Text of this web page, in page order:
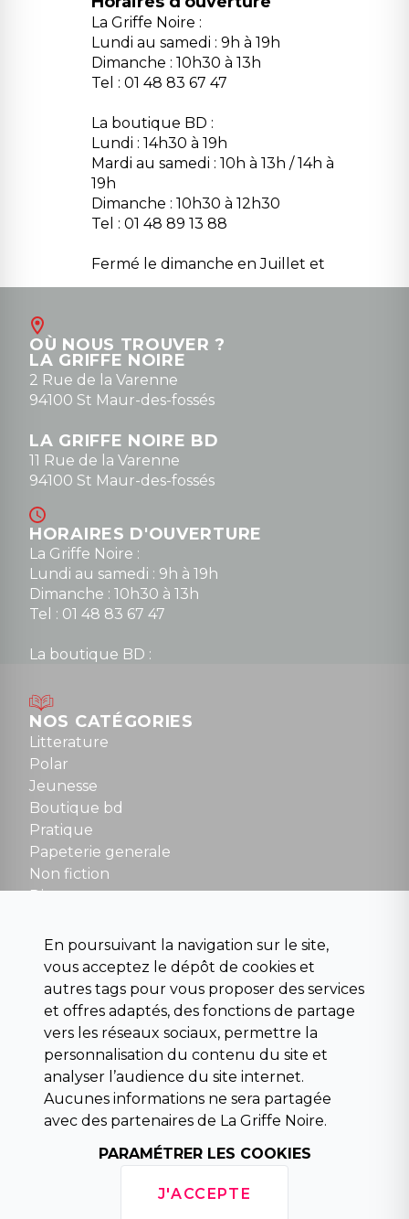
La Griffe Noire :
Lundi au samedi : 9h à 19h
Dimanche : 10h30 à 13h
Tel : 01 48 83 67 47
La boutique BD :
Lundi : 14h30 à 19h
Mardi au samedi : 10h à 13h / 14h à
19h
Dimanche : 10h30 à 12h30
Tel : 01 48 89 13 88
Fermé le dimanche en Juillet et
Août
contact@la-griffe-noire.com
0148836747
OÙ NOUS TROUVER ?
LA GRIFFE NOIRE
2 Rue de la Varenne
94100 St Maur-des-fossés
LA GRIFFE NOIRE BD
11 Rue de la Varenne
94100 St Maur-des-fossés
HORAIRES D'OUVERTURE
La Griffe Noire :
Lundi au samedi : 9h à 19h
Dimanche : 10h30 à 13h
Tel : 01 48 83 67 47
La boutique BD :
Mardi au samedi : 10h à 13h / 14h à 19h
Dimanche : 10h30 à 12h30
Tel : 01 48 89 13 88
NOUS CONTACTER
contact@la-griffe-noire.com
NOS CATÉGORIES
Litterature
Polar
Jeunesse
Boutique bd
Pratique
Papeterie generale
Non fiction
Divers
Beaux livres et art
Para scolaire
Histoire
Pochoteque
Pleiade
INFORMATIONS
Droit de rétractation
Conditions générales de vente
Horaires d'ouverture
En poursuivant la navigation sur le site,
vous acceptez le dépôt de cookies et
autres tags pour vous proposer des services
et offres adaptés, des fonctions de partage
vers les réseaux sociaux, permettre la
personnalisation du contenu du site et
analyser l’audience du site internet.
Aucunes informations ne sera partagée
avec des partenaires de La Griffe Noire.
PARAMÉTRER LES COOKIES
J'ACCEPTE